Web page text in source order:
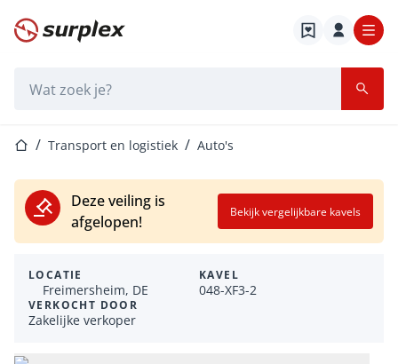
Startpagina
StartpaginaTransport en logistiek Auto's
Deze veiling is
afgelopen!
Bekijk vergelijkbare kavels
LOCATIE
Freimersheim, DE
VERKOCHT DOOR
Zakelijke verkoper
KAVEL
048-XF3-2